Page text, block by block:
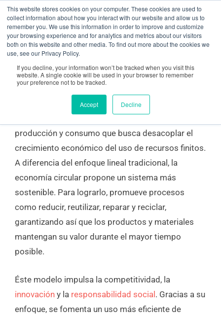
This website stores cookies on your computer. These cookies are used to
collect information about how you interact with our website and allow us to
remember you. We use this information in order to improve and customize
your browsing experience and for analytics and metrics about our visitors
both on this website and other media. To find out more about the cookies we
use, see our Privacy Policy.
If you decline, your information won’t be tracked when you visit this
website. A single cookie will be used in your browser to remember
your preference not to be tracked.
Accept Decline
contenido
contenido
Estrategia para la economía circular
¿Qué es la economía circular?
producción y consumo que busca desacoplar el
crecimiento económico del uso de recursos finitos.
A diferencia del enfoque lineal tradicional, la
economía circular propone un sistema más
sostenible. Para lograrlo, promueve procesos
como reducir, reutilizar, reparar y reciclar,
garantizando así que los productos y materiales
mantengan su valor durante el mayor tiempo
posible.
Éste modelo impulsa la competitividad, la
innovación y la responsabilidad social . Gracias a su
enfoque, se fomenta un uso más eficiente de